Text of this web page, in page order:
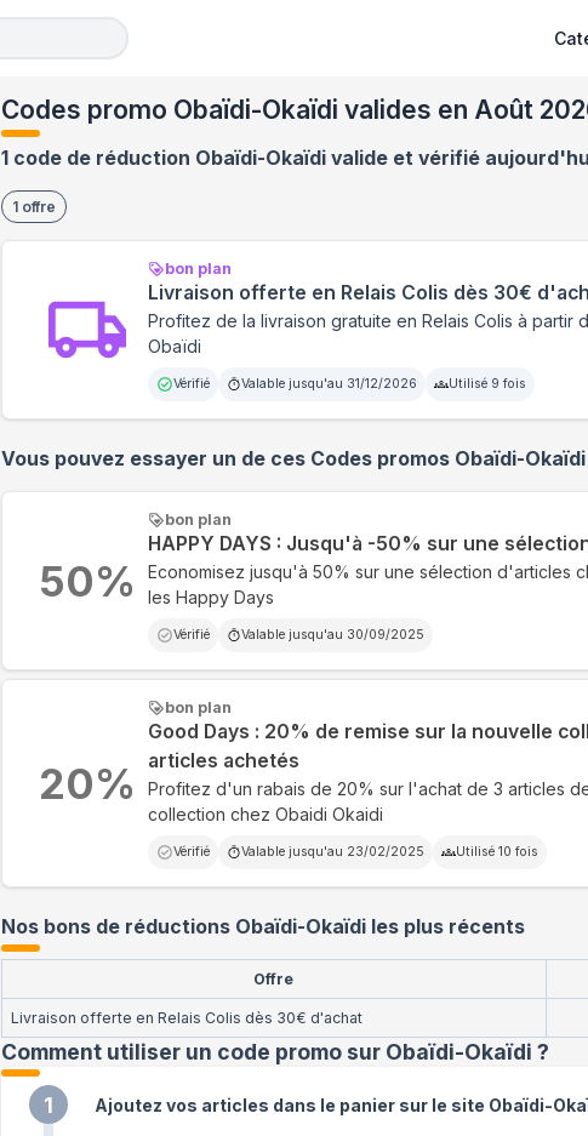
Codes promo Obaïdi-Okaïdi valides en Août
1 code de réduction Obaïdi-Okaïdi valide et vérifié
1 offre
bon plan
Livraison offerte en Relais Colis dès 30€
Profitez de la livraison gratuite en Relais Colis à partir
Obaïdi
Vérifié Valable jusqu'au 31/12/2026 Utilisé 9 fois
Vous pouvez essayer un de ces Codes promos Obaïdi-Okaïdi
bon plan
HAPPY DAYS : Jusqu'à -50% sur une
Economisez jusqu'à 50% sur une sélection d'articles
les Happy Days
Vérifié Valable jusqu'au 30/09/2025
50%
bon plan
Good Days : 20% de remise sur la nouvelle
articles achetés
Profitez d'un rabais de 20% sur l'achat de 3 articles
collection chez Obaidi Okaidi
Vérifié Valable jusqu'au 23/02/2025 Utilisé 10 fois
20%
Nos bons de réductions Obaïdi-Okaïdi les plus récents
Offre
Livraison offerte en Relais Colis dès 30€ d'achat
Comment utiliser un code promo sur Obaïdi-Okaïdi ?
1 Ajoutez vos articles dans le panier sur le site Obaïdi-